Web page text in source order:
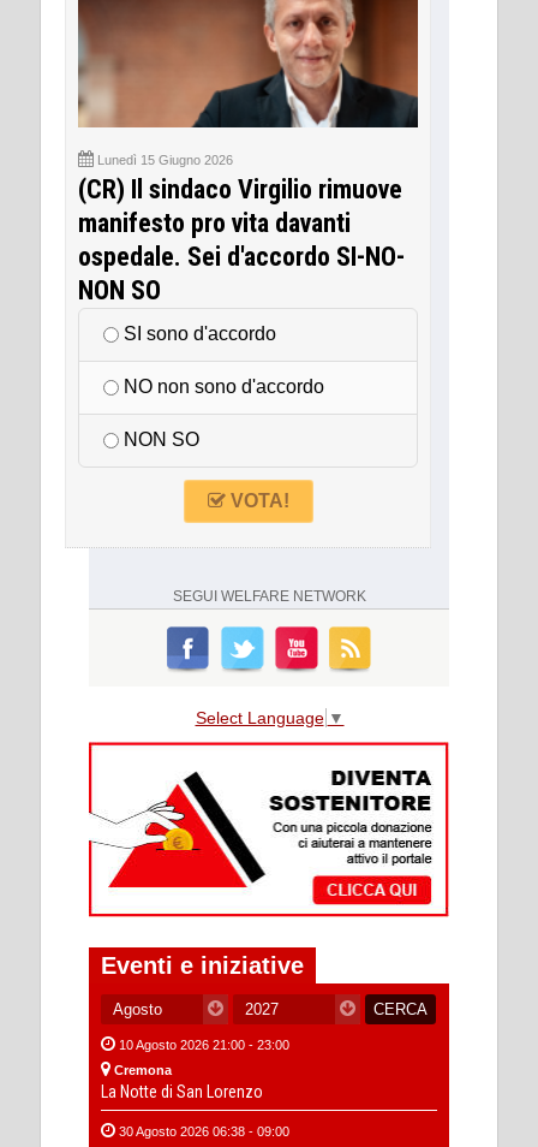
Lunedì 15 Giugno 2026
(CR) Il sindaco Virgilio rimuove
manifesto pro vita davanti
ospedale. Sei d'accordo SI-NO-
NON SO
SI sono d'accordo
NO non sono d'accordo
NON SO
VOTA!
SEGUI WELFARE NETWORK
Select Language ▼
Eventi e iniziative
10 Agosto 2026 21:00 - 23:00
Cremona
La Notte di San Lorenzo
30 Agosto 2026 06:38 - 09:00